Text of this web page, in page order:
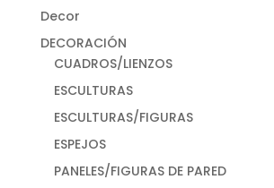
Decor
DECORACIÓN
CUADROS/LIENZOS
ESCULTURAS
ESCULTURAS/FIGURAS
ESPEJOS
PANELES/FIGURAS DE PARED